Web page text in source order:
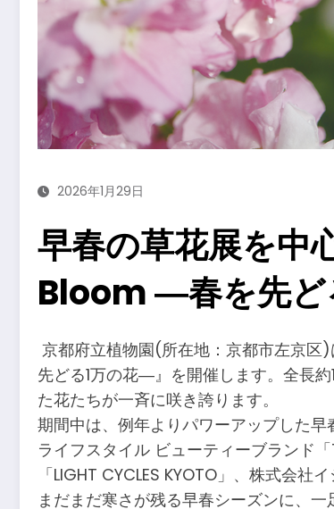
2026年1月29日
早春の草花展を中
Bloom ―春を先
京都府立植物園(所在地：京都市左京
先どる1万の花―』を開催します。全長
た花たちが一斉に咲き誇ります。
期間中は、例年よりパワーアップした
ライフスタイル ビューティーブランド
「LIGHT CYCLES KYOTO」、株式会
まだまだ寒さが残る早春シーズンに、